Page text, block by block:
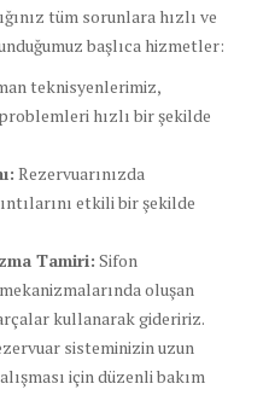
tüm sorunlara hızlı ve
başlıca hizmetler:
teknisyenlerimiz,
hızlı bir şekilde
Rezervuarınızda
etkili bir şekilde
Tamiri: Sifon
oluşan
kullanarak gideririz.
sisteminizin uzun
için düzenli bakım